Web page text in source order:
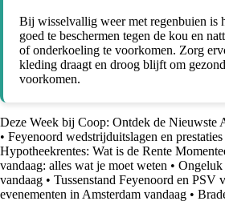
Bij wisselvallig weer met regenbuien is
goed te beschermen tegen de kou en
of onderkoeling te voorkomen. Zorg
kleding draagt en droog blijft om
voorkomen.
Deze Week bij Coop: Ontdek de Nieuwste
• Feyenoord wedstrijduitslagen en prestaties
Hypotheekrentes: Wat is de Rente
vandaag: alles wat je moet weten • Ongeluk
vandaag • Tussenstand Feyenoord en PSV
evenementen in Amsterdam vandaag •